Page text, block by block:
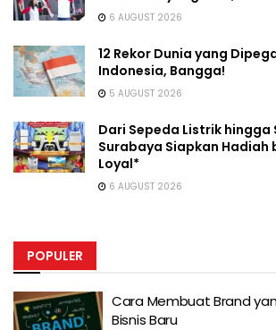
6 AUGUST 2026
12 Rekor Dunia yang
Indonesia, Bangga!
5 AUGUST 2026
Dari Sepeda Listrik hingga
Surabaya Siapkan Hadiah
Loyal*
6 AUGUST 2026
POPULER
Cara Membuat Brand
Bisnis Baru